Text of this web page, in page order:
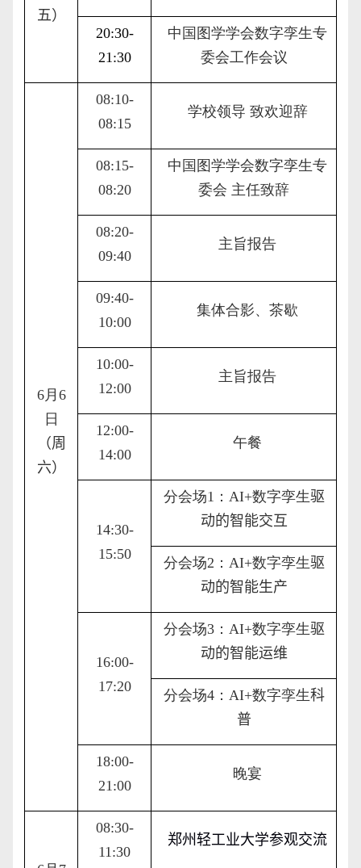
五）
20:30-
21:30
中国图学学会数字孪生专
委会工作会议
6月 6
日
（周
六）
08:10-
08:15
学校领导 致欢迎辞
08:15-
08:20
中国图学学会数字孪生专
委会 主任致辞
08:20-
09:40
主旨报告
09:40-
10:00
集体合影、茶歇
10:00-
12:00
主旨报告
12:00-
14:00
午餐
14:30-
15:50
分会场1 ： AI+数字孪生驱
动的智能交互
分会场2 ： AI+数字孪生驱
动的智能生产
16:00-
17:20
分会场3： AI+数字孪生驱
动的智能运维
分会场4： AI+数字孪生科
普
18:00-
21 :00
晚宴
08:30-
11:30
郑州轻工业大学参观交流